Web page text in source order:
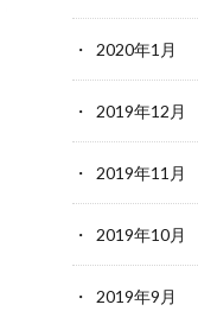
2020年1月
2019年12月
2019年11月
2019年10月
2019年9月